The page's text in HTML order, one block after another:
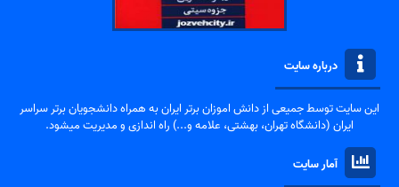
درباره سایت
این سایت توسط جمیعی از دانش اموزان برتر ایران به همراه دانشجویان برتر سراسر
ایران (دانشگاه تهران، بهشتی، علامه و...) راه اندازی و مدیریت میشود.
آمار سایت